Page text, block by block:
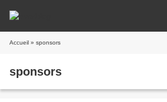
Accueil » sponsors
sponsors